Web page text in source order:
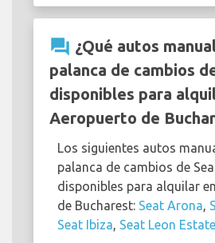
question_answer ¿Qué autos
palanca de cambios
disponibles para
Aeropuerto de
Los siguientes autos
palanca de cambios de
disponibles para alquilar
de Bucharest: Seat Arona
Seat Ibiza Seat Leon Estate